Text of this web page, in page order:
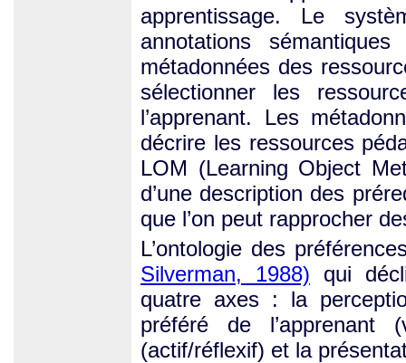
apprentissage. Le
annotations
métadonnées des
sélectionner les
l’apprenant. Les
décrire les ressources
LOM (Learning Object
d’une description des
que l’on peut rapprocher
L’ontologie des
Silverman, 1988) qui
quatre axes : la
préféré de l’apprenant
(actif/réflexif) et la